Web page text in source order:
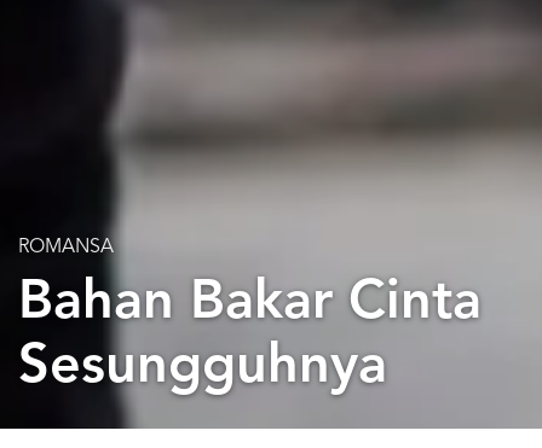
ROMANSA
Bahan Bakar Cinta
Sesungguhnya